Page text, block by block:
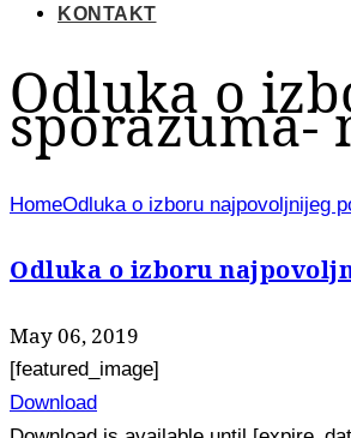
KONTAKT
Odluka o
sporazuma-
HomeOdluka o izboru najpovoljnijeg
Odluka o izboru
May 06, 2019
[featured_image]
Download